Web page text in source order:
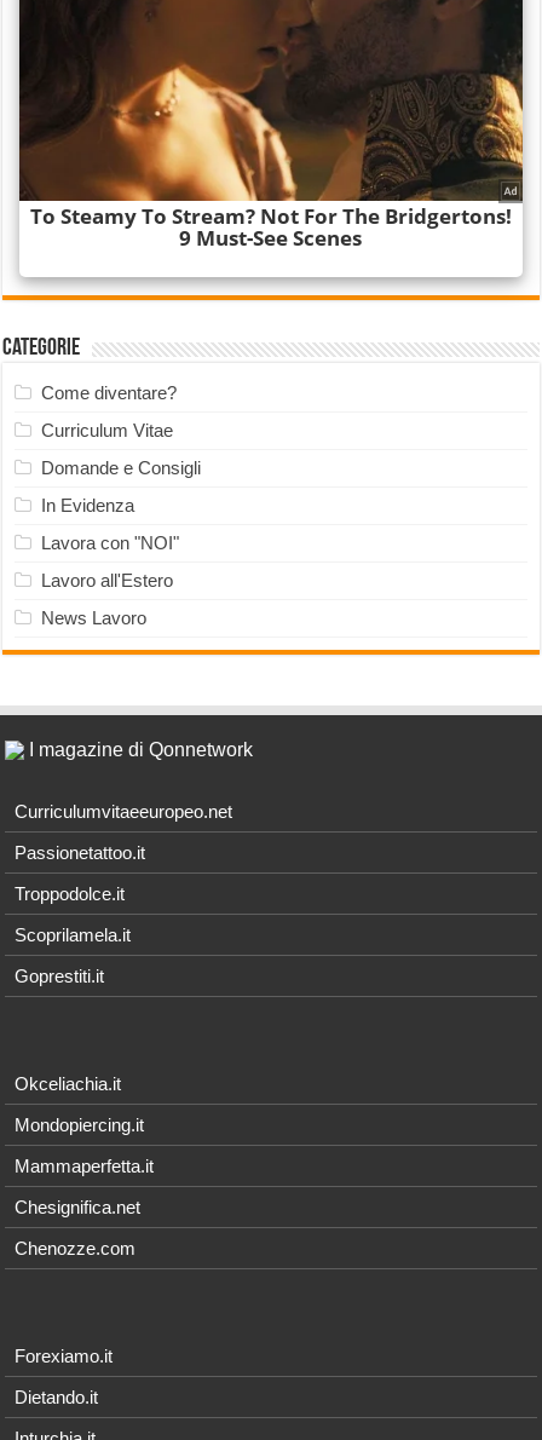
Categorie
Come diventare?
Curriculum Vitae
Domande e Consigli
In Evidenza
Lavora con "NOI"
Lavoro all'Estero
News Lavoro
I magazine di Qonnetwork
Curriculumvitaeeuropeo.net
Passionetattoo.it
Troppodolce.it
Scoprilamela.it
Goprestiti.it
Okceliachia.it
Mondopiercing.it
Mammaperfetta.it
Chesignifica.net
Chenozze.com
Forexiamo.it
Dietando.it